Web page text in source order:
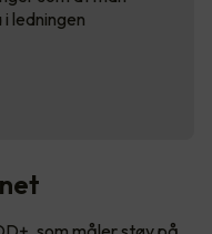
ledningen